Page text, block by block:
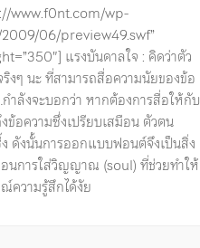
www.f0nt.com/wp-
06/preview49.swf”
แรงบันดาลใจ : คิดว่าตัว
ๆ นะ ที่สามารถสื่อความนัยของข้อ
ำลังจะบอกว่า หากต้องการสื่อให้กับ
อความซึ่งเปรียบเสมือน ตัวตน
ดังนั้นการออกแบบฟอนต์จึงเป็นสิ่ง
นการใส่วิญญาณ (soul) ที่ช่วยทำให้
ความรู้สึกได้งัย